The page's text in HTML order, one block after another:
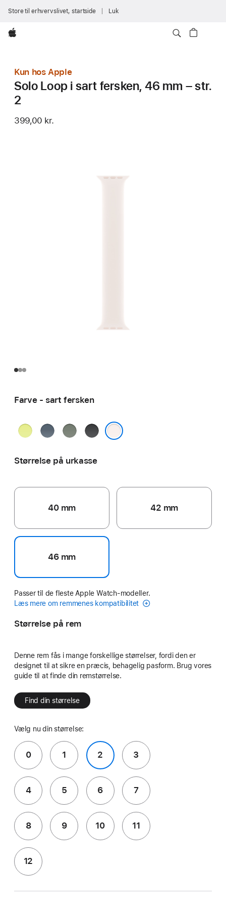
Store til erhvervslivet, startside Luk
Apple
Kun hos Apple
Solo Loop i sart fersken, 46 mm – str.
2
399,00 kr.
Farve - sart fersken
neongulstålblågrågrønsort
Størrelse på urkasse
40 mm 42 mm
46 mm
Passer til de fleste Apple Watch-modeller.
Læs mere om remmenes kompatibilitet
Størrelse på rem
Denne rem fås i mange forskellige størrelser, fordi den er
designet til at sikre en præcis, behagelig pasform. Brug vores
guide til at finde din remstørrelse.
Find din størrelse
Vælg nu din størrelse:
0 1 2 3
4 5 6 7
8 9 10 11
12